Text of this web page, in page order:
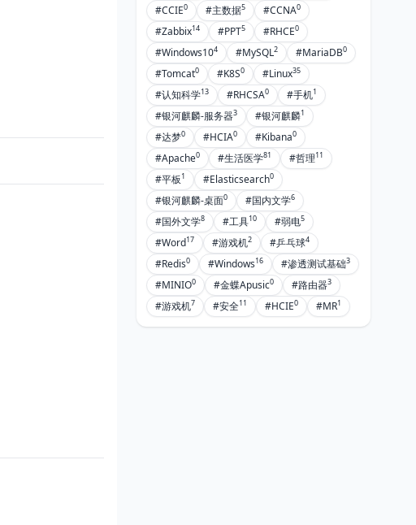
#CCIE0 #主数据5 #CCNA0
#Zabbix14 #PPT5 #RHCE0
#Windows104 #MySQL2 #MariaDB0
#Tomcat0 #K8S0 #Linux35
#认知科学13 #RHCSA0 #手机1
#银河麒麟-服务器3 #银河麒麟1
#达梦0 #HCIA0 #Kibana0
#Apache0 #生活医学81 #哲理11
#平板1 #Elasticsearch0
#银河麒麟-桌面0 #国内文学6
#国外文学8 #工具10 #弱电5
#Word17 #游戏机2 #乒乓球4
#Redis0 #Windows16 #渗透测试基础3
#MINIO0 #金蝶Apusic0 #路由器3
#游戏机7 #安全11 #HCIE0 #MR1